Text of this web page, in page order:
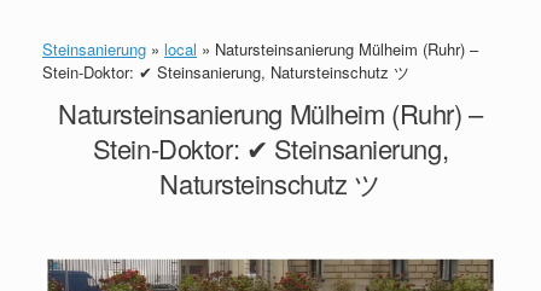
Steinsanierung » local » Natursteinsanierung Mülheim (Ruhr) –
Stein-Doktor: ✔ Steinsanierung, Natursteinschutz ツ
Natursteinsanierung Mülheim (Ruhr) –
Stein-Doktor: ✔ Steinsanierung,
Natursteinschutz ツ